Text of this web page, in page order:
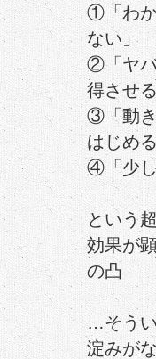
①「わか
ない」
②「ヤバ
得させ
③「動き
はじめ
④「少
という
効果が
の凸
…そうい
淀みが